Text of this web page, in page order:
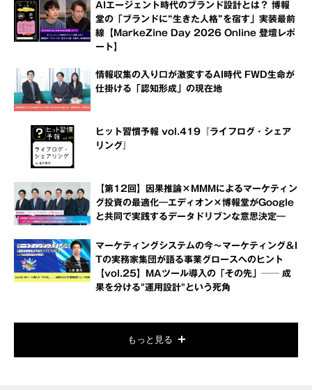
AIエージェント時代のブランド設計とは？ 博報
堂の「ブランドに“生きた人格”を宿す」実装最前
線【MarkeZine Day 2026 Online 登壇レポ
ート】
情報収集の入り口が激変するAI時代 FWD生命が
仕掛ける「認知形成」の現在地
ヒット習慣予報 vol.419『ライフログ・シェア
リング』
【第12回】因果推論×MMMによるマーケティン
グ投資の最適化―エディオン×博報堂がGoogle
と共同で実践するデータドリブンな意思決定―
マーケティングシステムの今～マーケティング＆I
Tの実務家集団が語る事業グロースへのヒント
【vol.25】MAツール導入の「その先」── 成
果を分ける"運用設計"という死角
もっと見る